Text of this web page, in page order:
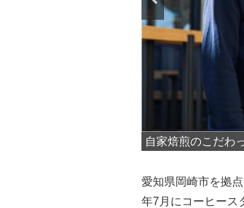
自家焙煎のこだわ
愛知県岡崎市を拠
年7月にコーヒース